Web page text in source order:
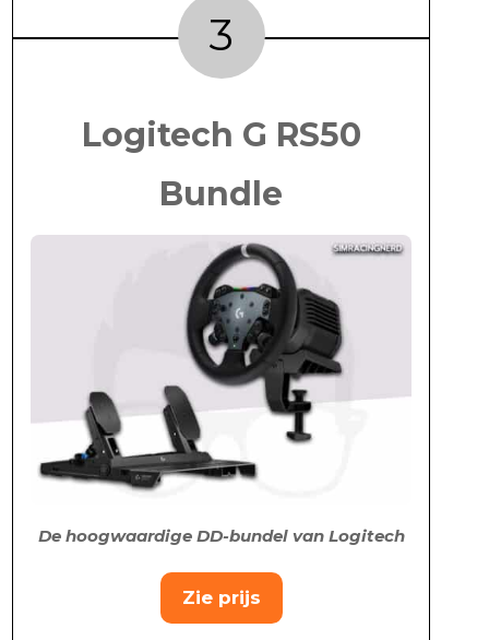
3
Logitech G RS50
Bundle
De hoogwaardige DD-bundel van Logitech
Zie prijs